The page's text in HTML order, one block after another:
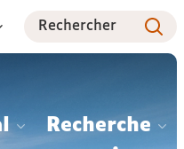
Rechercher
Recherche